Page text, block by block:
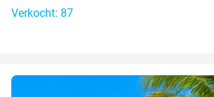
Verkocht: 87